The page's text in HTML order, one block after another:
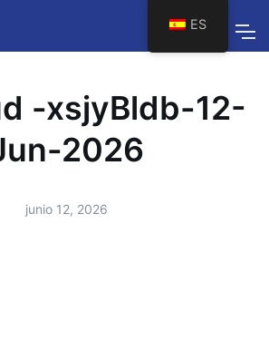
-xsjyBldb-12-
2026
junio 12, 2026
ES